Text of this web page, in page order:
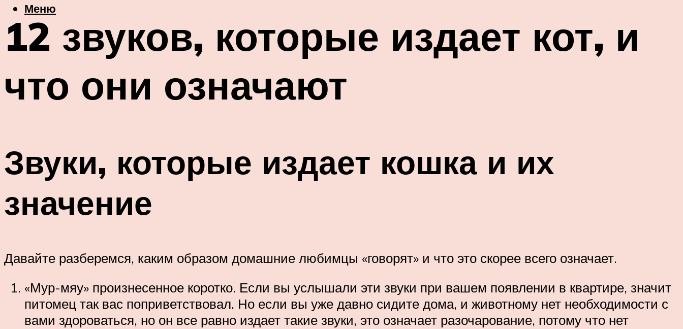
Меню
12 звуков, которые издает кот, и
что они означают
Звуки, которые издает кошка и их
значение
Давайте разберемся, каким образом домашние любимцы «говорят» и что это скорее всего означает.
«Мур-мяу» произнесенное коротко. Если вы услышали эти звуки при вашем появлении в квартире, значит
питомец так вас поприветствовал. Но если вы уже давно сидите дома, и животному нет необходимости с
вами здороваться, но он все равно издает такие звуки, это означает разочарование, потому что нет